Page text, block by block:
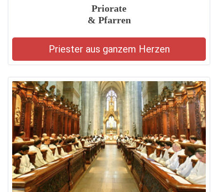
Priorate
& Pfarren
Priester aus ganzem Herzen